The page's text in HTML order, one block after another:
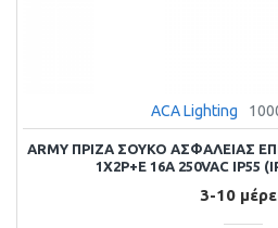
ACA Lighting
ARMY ΠΡΙΖΑ ΣΟΥΚΟ ΑΣΦΑΛΕΙΑΣ
1X2P+E 16A 250VAC IP55
3-10